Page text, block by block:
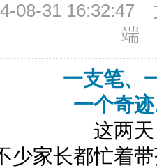
08-31 16:32:47
端
一支笔、
一个奇
这两
少家长都忙着